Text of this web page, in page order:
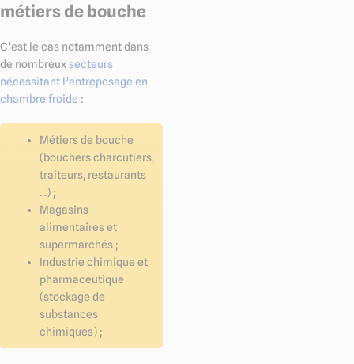
métiers de bouche
C’est le cas notamment dans
de nombreux secteurs
nécessitant l’entreposage en
chambre froide :
Métiers de bouche
(bouchers charcutiers,
traiteurs, restaurants
…) ;
Magasins
alimentaires et
supermarchés ;
Industrie chimique et
pharmaceutique
(stockage de
substances
chimiques) ;